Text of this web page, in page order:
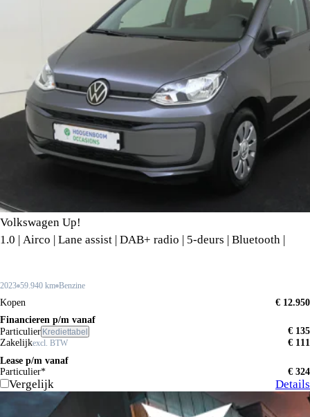
Volkswagen Up!
1.0 | Airco | Lane assist | DAB+ radio | 5-deurs | Bluetooth |
2023 59.940 km Benzine
Kopen
€ 12.950
Financieren p/m vanaf
Particulier Krediettabel
€ 135
Zakelijkexcl. BTW
€ 111
Lease p/m vanaf
Particulier*
€ 324
Vergelijk Details